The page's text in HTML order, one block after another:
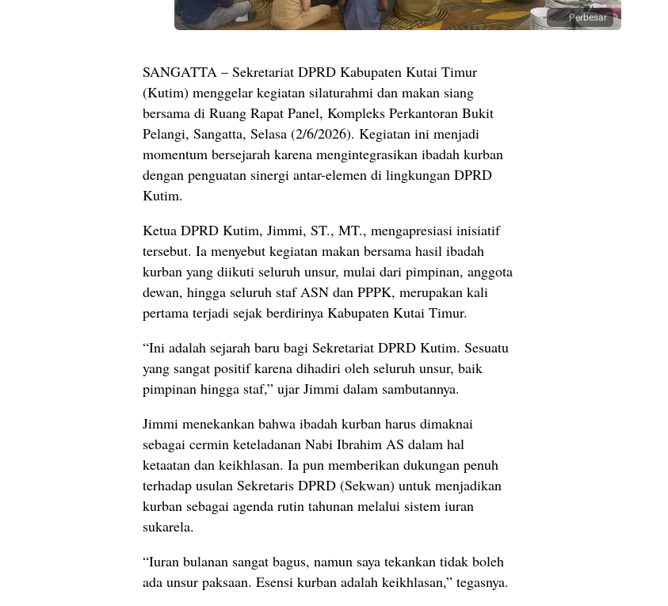
Perbesar
SANGATTA – Sekretariat DPRD Kabupaten Kutai Timur
(Kutim) menggelar kegiatan silaturahmi dan makan siang
bersama di Ruang Rapat Panel, Kompleks Perkantoran Bukit
Pelangi, Sangatta, Selasa (2/6/2026). Kegiatan ini menjadi
momentum bersejarah karena mengintegrasikan ibadah kurban
dengan penguatan sinergi antar-elemen di lingkungan DPRD
Kutim.
Ketua DPRD Kutim, Jimmi, ST., MT., mengapresiasi inisiatif
tersebut. Ia menyebut kegiatan makan bersama hasil ibadah
kurban yang diikuti seluruh unsur, mulai dari pimpinan, anggota
dewan, hingga seluruh staf ASN dan PPPK, merupakan kali
pertama terjadi sejak berdirinya Kabupaten Kutai Timur.
“Ini adalah sejarah baru bagi Sekretariat DPRD Kutim. Sesuatu
yang sangat positif karena dihadiri oleh seluruh unsur, baik
pimpinan hingga staf,” ujar Jimmi dalam sambutannya.
Jimmi menekankan bahwa ibadah kurban harus dimaknai
sebagai cermin keteladanan Nabi Ibrahim AS dalam hal
ketaatan dan keikhlasan. Ia pun memberikan dukungan penuh
terhadap usulan Sekretaris DPRD (Sekwan) untuk menjadikan
kurban sebagai agenda rutin tahunan melalui sistem iuran
sukarela.
“Iuran bulanan sangat bagus, namun saya tekankan tidak boleh
ada unsur paksaan. Esensi kurban adalah keikhlasan,” tegasnya.